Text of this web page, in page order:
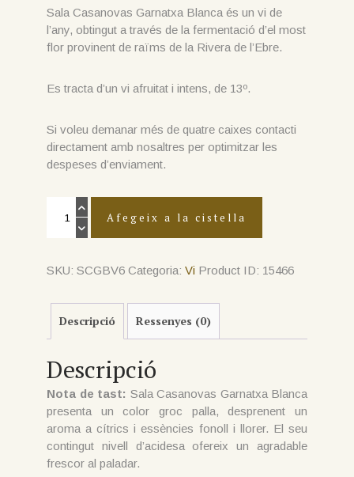
Sala Casanovas Garnatxa Blanca és un vi de
l’any, obtingut a través de la fermentació d’el most
flor provinent de raïms de la Rivera de l’Ebre.
Es tracta d’un vi afruitat i intens, de 13º.
Si voleu demanar més de quatre caixes contacti
directament amb nosaltres per optimitzar les
despeses d’enviament.
quantitat
Caixa
(6
ampolles,
no
Afegeix a la cistella
SKU: SCGBV6 Categoria: Vi Product ID: 15466
Descripció Ressenyes (0)
Descripció
Nota de tast: Sala Casanovas Garnatxa Blanca
presenta un color groc palla, desprenent un
aroma a cítrics i essències fonoll i llorer. El seu
contingut nivell d’acidesa ofereix un agradable
frescor al paladar.